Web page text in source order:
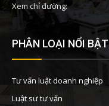
Xem chỉ đường:
PHÂN LOẠI NỔI BẬT
Tư vấn luật doanh nghiệp
Luật sư tư vấn